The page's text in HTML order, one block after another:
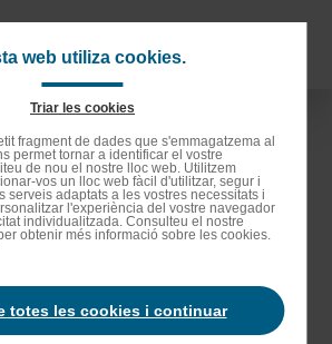
web utiliza cookies.
Triar les cookies
fragment de dades que s'emmagatzema al
permet tornar a identificar el vostre
de nou el nostre lloc web. Utilitzem
vos un lloc web fàcil d'utilitzar, segur i
serveis adaptats a les vostres necessitats i
l'experiència del vostre navegador
individualitzada. Consulteu el nostre
obtenir més informació sobre les cookies.
totes les cookies i continuar